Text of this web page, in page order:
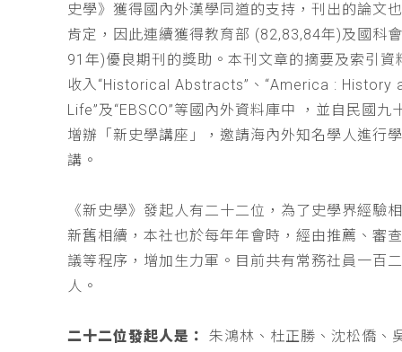
史學》獲得國內外漢學同道的支持，刊出的論文
肯定，因此連續獲得教育部 (82,83,84年)及國科
91年)優良期刊的獎助。本刊文章的摘要及索引資
收入“Historical Abstracts”、“America : History
Life”及“EBSCO”等國內外資料庫中 ，並自民國九
增辦「新史學講座」，邀請海內外知名學人進行
講。
《新史學》發起人有二十二位，為了史學界經驗
新舊相續，本社也於每年年會時，經由推薦、審
議等程序，增加生力軍。目前共有常務社員一百
人。
二十二位發起人是：
朱鴻林、杜正勝、沈松僑、